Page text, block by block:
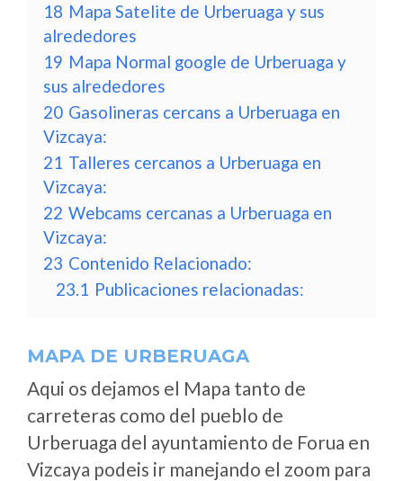
18 Mapa Satelite de Urberuaga y sus
alrededores
19 Mapa Normal google de Urberuaga y
sus alrededores
20 Gasolineras cercans a Urberuaga en
Vizcaya:
21 Talleres cercanos a Urberuaga en
Vizcaya:
22 Webcams cercanas a Urberuaga en
Vizcaya:
23 Contenido Relacionado:
23.1 Publicaciones relacionadas:
MAPA DE URBERUAGA
Aqui os dejamos el Mapa tanto de
carreteras como del pueblo de
Urberuaga del ayuntamiento de Forua en
Vizcaya podeis ir manejando el zoom para